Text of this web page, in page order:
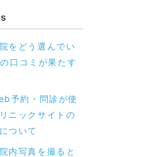
をどう選んでい
口コミが果たす
予約・問診が使
ニックサイトの
ついて
内写真を撮ると